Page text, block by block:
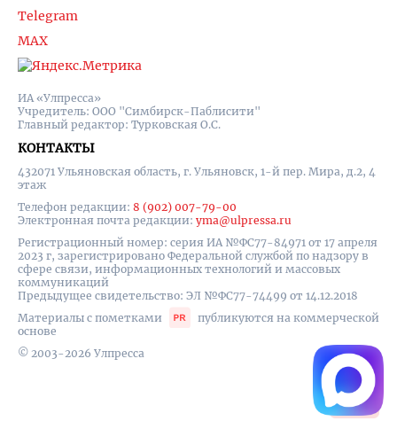
ИА «Улпресса»
Учредитель: ООО "Симбирск-Паблисити"
Главный редактор: Турковская О.С.
КОНТАКТЫ
432071 Ульяновская область, г. Ульяновск, 1-й пер. Мира, д.2, 4
этаж
Телефон редакции: 8 (902) 007-79-00
Электронная почта редакции: yma@ulpressa.ru
Регистрационный номер: серия ИА №ФС77-84971 от 17 апреля
2023 г, зарегистрировано Федеральной службой по надзору в
сфере связи, информационных технологий и массовых
коммуникаций
Предыдущее свидетельство: ЭЛ №ФС77-74499 от 14.12.2018
Материалы с пометками
публикуются на коммерческой
основе
© 2003-2026 Улпресса
Telegram
MAX